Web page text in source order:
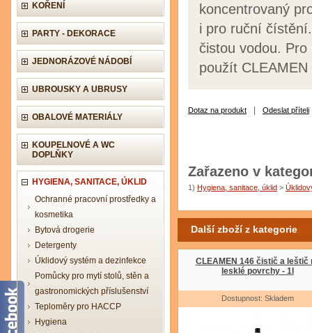
KOŘENÍ
PARTY - DEKORACE
JEDNORÁZOVÉ NÁDOBÍ
UBROUSKY A UBRUSY
OBALOVÉ MATERIÁLY
KOUPELNOVÉ A WC
DOPLŇKY
HYGIENA, SANITACE, ÚKLID
Ochranné pracovní prostředky a
kosmetika
Bytová drogerie
Detergenty
Úklidový systém a dezinfekce
Pomůcky pro mytí stolů, stěn a
gastronomických příslušenství
Teploměry pro HACCP
Hygiena
koncentrovaný
i pro ruční
čistou vodou.
použít
Dotaz na produkt Odeslat příteli
Zařazeno v
1) Hygiena, sanitace, úklid >
Další zboží z kategorie
CLEAMEN 146 čistič a leštič
lesklé povrchy - 1l
Dostupnost: Skladem